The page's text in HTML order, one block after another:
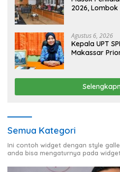
2026,
Agustus 6, 2026
Kepala UPT
Makassar
Semua Kategori
Ini contoh widget dengan style
anda bisa mengaturnya pada